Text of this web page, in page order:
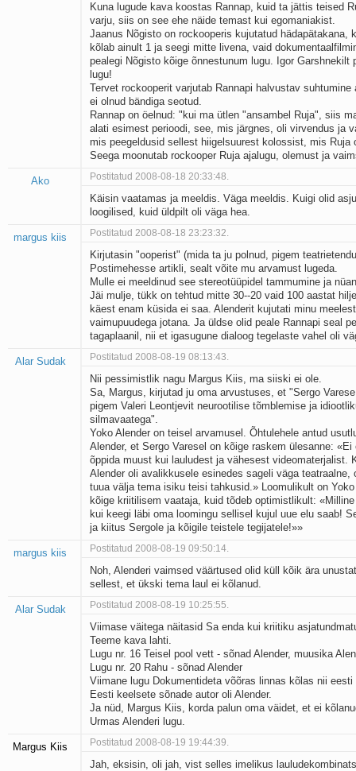
Omaette
Perekondlik
Kassimäng
Läänemere lained
Üle müüri
Valgusemaastikud
Kaks pihtimust
Ahtumine
Braueri lint
Kuna lugude kava koostas Rannap, kuid ta jättis teised
varju, siis on see ehe näide temast kui egomaniakist.
Jaanus Nõgisto on rockooperis kujutatud hädapätakana,
kõlab ainult 1 ja seegi mitte livena, vaid
pealegi Nõgisto kõige õnnestunum lugu. Igor Garshnekilt
lugu!
Tervet rockooperit varjutab Rannapi halvustav suhtumine
ei olnud bändiga seotud.
Rannap on öelnud: "kui ma ütlen "ansambel Ruja", siis
alati esimest perioodi, see, mis järgnes, oli virvendus ja
mis peegeldusid sellest hiigelsuurest kolossist, mis Ruja
Seega moonutab rockooper Ruja ajalugu, olemust ja
Ako Postitatud 2008-08-18 20:33:48.
Käisin vaatamas ja meeldis. Väga meeldis. Kuigi olid
loogilised, kuid üldpilt oli väga hea.
margus kiis Postitatud 2008-08-18 23:23:32.
Kirjutasin "ooperist" (mida ta ju polnud, pigem
Postimehesse artikli, sealt võite mu arvamust lugeda.
Mulle ei meeldinud see stereotüüpidel tammumine ja
Jäi mulje, tükk on tehtud mitte 30--20 vaid 100 aastat
käest enam küsida ei saa. Alenderit kujutati minu
vaimupuudega jotana. Ja üldse olid peale Rannapi seal
tagaplaanil, nii et igasugune dialoog tegelaste vahel oli
Alar Sudak Postitatud 2008-08-19 08:13:43.
Nii pessimistlik nagu Margus Kiis, ma siiski ei ole.
Sa, Margus, kirjutad ju oma arvustuses, et "Sergo
pigem Valeri Leontjevit neurootilise tõmblemise ja
silmavaatega".
Yoko Alender on teisel arvamusel. Õhtulehele antud
Alender, et Sergo Varesel on kõige raskem ülesanne: «Ei
õppida muust kui lauludest ja vähesest videomaterjalist.
Alender oli avalikkusele esinedes sageli väga teatraalne,
tuua välja tema isiku teisi tahkusid.» Loomulikult on
kõige kriitilisem vaataja, kuid tõdeb optimistlikult:
kui keegi läbi oma loomingu sellisel kujul uue elu saab!
ja kiitus Sergole ja kõigile teistele tegijatele!»»
margus kiis Postitatud 2008-08-19 09:50:14.
Noh, Alenderi vaimsed väärtused olid küll kõik ära
sellest, et ükski tema laul ei kõlanud.
Alar Sudak Postitatud 2008-08-19 10:25:55.
Viimase väitega näitasid Sa enda kui kriitiku
Teeme kava lahti.
Lugu nr. 16 Teisel pool vett - sõnad Alender, muusika
Lugu nr. 20 Rahu - sõnad Alender
Viimane lugu Dokumentideta võõras linnas kõlas nii
Eesti keelsete sõnade autor oli Alender.
Ja nüd, Margus Kiis, korda palun oma väidet, et ei
Urmas Alenderi lugu.
Margus Kiis Postitatud 2008-08-19 19:44:39.
Jah, eksisin, oli jah, vist selles imelikus